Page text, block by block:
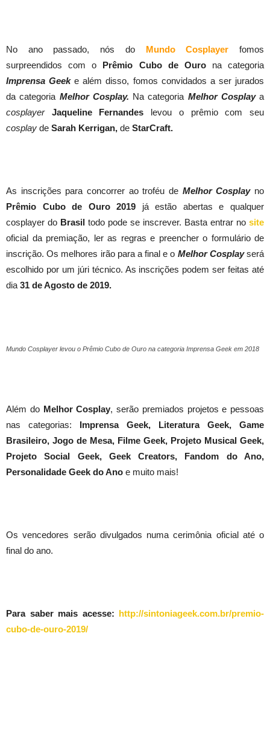
No ano passado, nós doMundo Cosplayer fomos
surpreendidos com o Prêmio Cubo de Ourona categoria
Imprensa Geeke além disso, fomos convidados a ser jurados
da categoria Melhor Cosplay. Na categoria Melhor Cosplay a
cosplayer
Jaqueline Fernandes levou o prêmio com seu
cosplay de Sarah Kerrigan, de StarCraft.
As inscrições para concorrer ao troféu de Melhor Cosplayno
Prêmio Cubo de Ouro 2019 já estão abertas e qualquer
cosplayer do Brasil todo pode se inscrever. Basta entrar no site
oficial da premiação, ler as regras e preencher o formulário de
inscrição. Os melhores irão para a final e o Melhor Cosplay será
escolhido por um júri técnico. As inscrições podem ser feitas até
dia 31 de Agosto de 2019.
Mundo Cosplayer levou o Prêmio Cubo de Ouro na categoria Imprensa Geek em 2018
Além do Melhor Cosplay, serão premiados projetos e pessoas
nas categorias: Imprensa Geek, Literatura Geek, Game
Brasileiro, Jogo de Mesa, Filme Geek, Projeto Musical Geek,
Projeto Social Geek, Geek Creators, Fandom do Ano,
Personalidade Geek do Ano e muito mais!
Os vencedores serão divulgados numa cerimônia oficial até o
final do ano.
Para saber mais acesse: http://sintoniageek.com.br/premio-
cubo-de-ouro-2019/